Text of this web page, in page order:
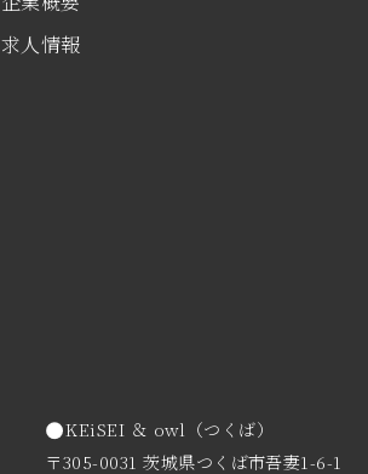
求人情報
KEiSEI ＆ owl（つくば）
〒305-0031 茨城県つくば市吾妻1-6-1